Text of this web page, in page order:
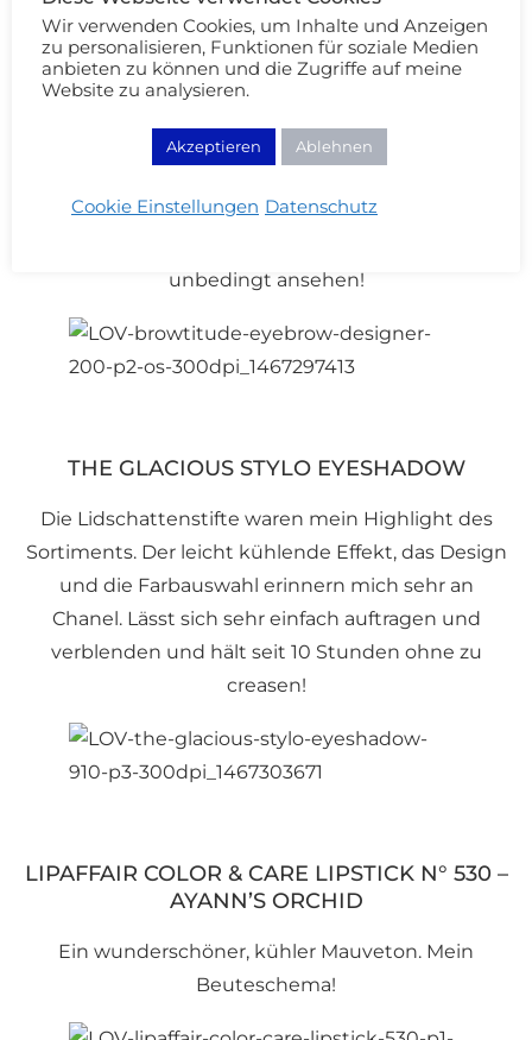
ausgeschlagen!)
BROWTTITUDE EYEBROW DESIGNER N°
200 – WHEAT
Gute Farbabgabe und eine aschige Nuance.
unbedingt ansehen!
THE GLACIOUS STYLO EYESHADOW
Die Lidschattenstifte waren mein Highlight des
Sortiments. Der leicht kühlende Effekt, das Design
und die Farbauswahl erinnern mich sehr an
Chanel. Lässt sich sehr einfach auftragen und
verblenden und hält seit 10 Stunden ohne zu
creasen!
LIPAFFAIR COLOR & CARE LIPSTICK N° 530 –
AYANN’S ORCHID
Ein wunderschöner, kühler Mauveton. Mein
Beuteschema!
Wir verwenden Cookies, um Inhalte und Anzeigen
zu personalisieren, Funktionen für soziale Medien
anbieten zu können und die Zugriffe auf meine
Website zu analysieren.
Akzeptieren Ablehnen
Cookie Einstellungen Datenschutz